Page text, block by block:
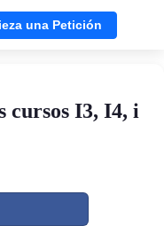
una Petición
cursos I3, I4, i